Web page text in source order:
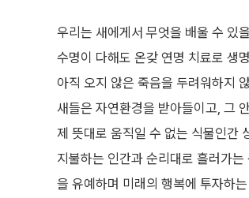
우리는 새에게서 무엇을 배울 수 있
수명이 다해도 온갖 연명 치료로 생
아직 오지 않은 죽음을 두려워하지
새들은 자연환경을 받아들이고, 그
제 뜻대로 움직일 수 없는 식물인간
지불하는 인간과 순리대로 흘러가
을 유예하며 미래의 행복에 투자하